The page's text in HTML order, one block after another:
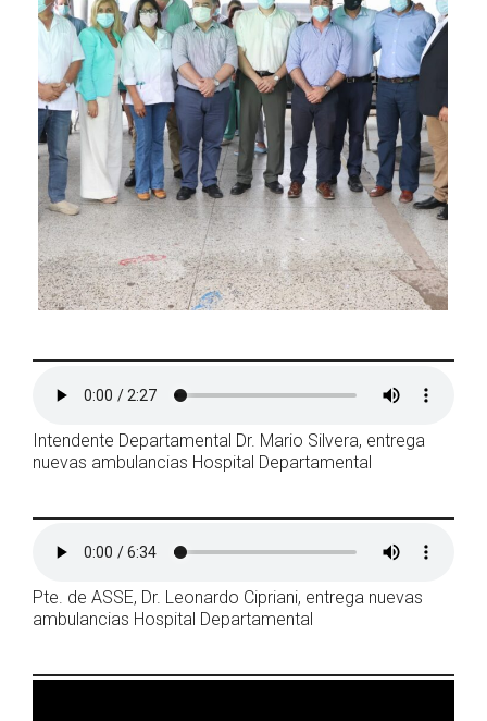
Intendente Departamental Dr. Mario Silvera, entrega
nuevas ambulancias Hospital Departamental
Pte. de ASSE, Dr. Leonardo Cipriani, entrega nuevas
ambulancias Hospital Departamental